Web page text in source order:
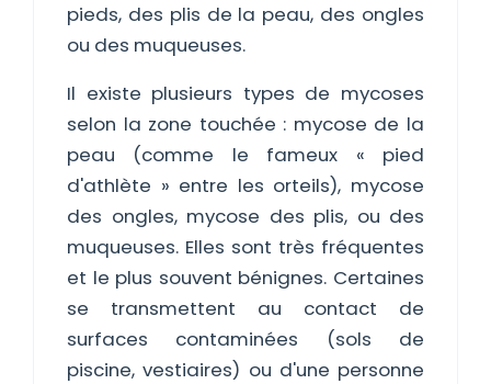
pieds, des plis de la peau, des ongles
ou des muqueuses.
Il existe plusieurs types de mycoses
selon la zone touchée : mycose de la
peau (comme le fameux « pied
d'athlète » entre les orteils), mycose
des ongles, mycose des plis, ou des
muqueuses. Elles sont très fréquentes
et le plus souvent bénignes. Certaines
se transmettent au contact de
surfaces contaminées (sols de
piscine, vestiaires) ou d'une personne